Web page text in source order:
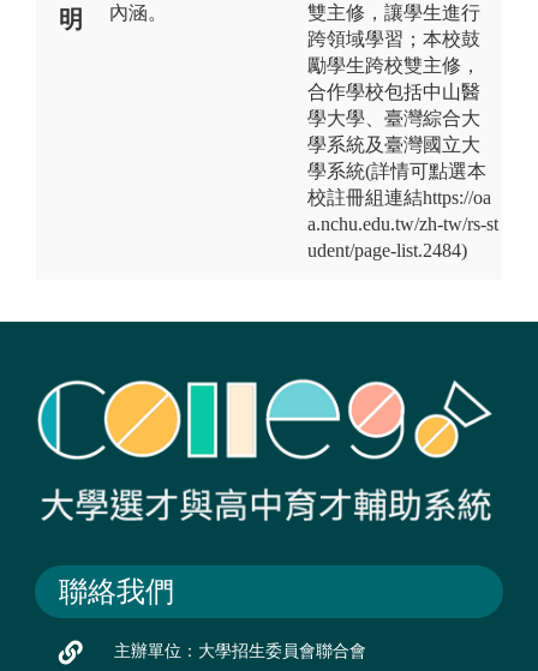
明
內涵。
雙主修，讓學生進行
跨領域學習；本校鼓
勵學生跨校雙主修，
合作學校包括中山醫
學大學、臺灣綜合大
學系統及臺灣國立大
學系統(詳情可點選本
校註冊組連結https://oa
a.nchu.edu.tw/zh-tw/rs-st
udent/page-list.2484)
聯絡我們
主辦單位：大學招生委員會聯合會